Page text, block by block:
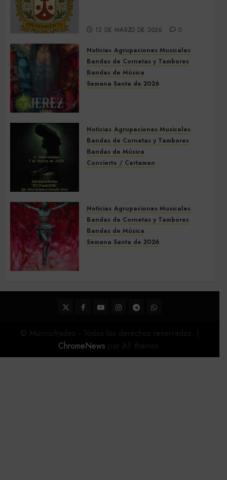
12 DE MARZO DE 2026 0
Noticias Agrupaciones Musicales
Bandas de Cornetas y Tambores
Bandas de Música
Semana Santa de 2026
5 DE MARZO DE 2026 0
Noticias Agrupaciones Musicales
Bandas de Cornetas y Tambores
Bandas de Música
Concierto / Certamen
Noticias Agrupaciones Musicales
Bandas de Cornetas y Tambores
Bandas de Música
Semana Santa de 2026
22 DE FEBRERO DE 2026
0
TwitterFacebook
YoutubeInstagram
TelegramWhatsApp
ChromeNews